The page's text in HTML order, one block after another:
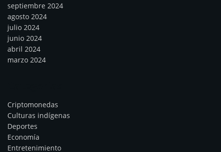
septiembre 2024
agosto 2024
julio 2024
junio 2024
abril 2024
marzo 2024
Criptomonedas
Culturas indígenas
Deportes
Economía
Entretenimiento